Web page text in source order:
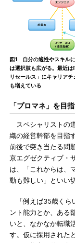
図1 自分の適性やスキル
は選択肢も広がる。最近
リセールス」にキャリア
も増えている
「プロマネ」を目
スペシャリストの
織の経営幹部を目指
前後で突き当たる問
京エグゼクティブ・
は、「これからは、
動も難しい」といい
「例えば35歳くら
ント能力とか、ある
いと、なかなか転職
す。仮に採用された